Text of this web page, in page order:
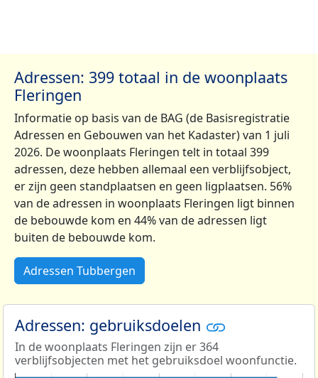
Adressen: 399 totaal in de woonplaats
Fleringen
Informatie op basis van de BAG (de Basisregistratie
Adressen en Gebouwen van het Kadaster) van 1 juli
2026. De woonplaats Fleringen telt in totaal 399
adressen, deze hebben allemaal een verblijfsobject,
er zijn geen standplaatsen en geen ligplaatsen. 56%
van de adressen in woonplaats Fleringen ligt binnen
de bebouwde kom en 44% van de adressen ligt
buiten de bebouwde kom.
Adressen Tubbergen
Adressen: gebruiksdoelen
In de woonplaats Fleringen zijn er 364
verblijfsobjecten met het gebruiksdoel woonfunctie.